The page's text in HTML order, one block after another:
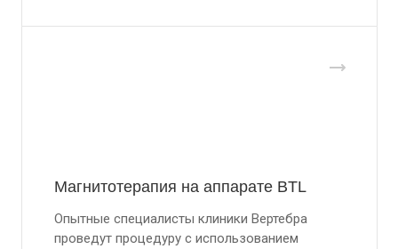
Магнитотерапия на аппарате BTL
Опытные специалисты клиники Вертебра
проведут процедуру с использованием